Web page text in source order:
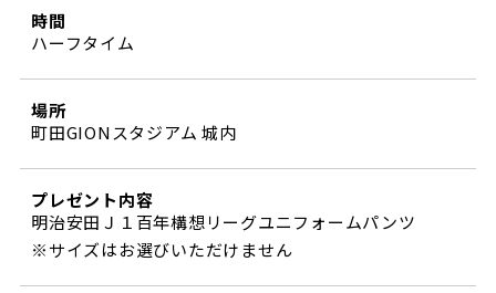
時間
ハーフタイム
場所
町田GIONスタジアム 城内
プレゼント内容
明治安田Ｊ１百年構想リーグユニフォームパンツ
※サイズはお選びいただけません